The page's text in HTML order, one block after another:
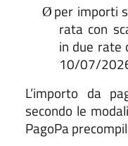
Ø per importi
rata con
in due rate
10/07/
L’importo da
secondo le
PagoPa